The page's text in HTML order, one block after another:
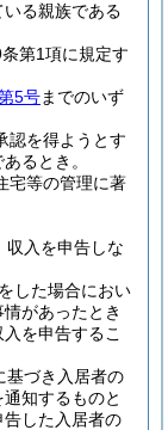
る親族である
第1項に規定す
5号までのいず
認を得ようとす
るとき。
宅等の管理に著
収入を申告しな
した場合におい
があったとき
を申告するこ
基づき入居者の
知するものと
した入居者の